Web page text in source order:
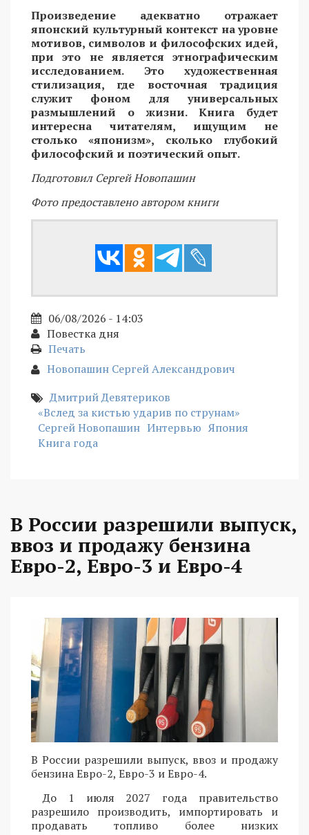
Произведение адекватно отражает
японский культурный контекст на уровне
мотивов, символов и философских идей,
при это не является этнографическим
исследованием. Это художественная
стилизация, где восточная традиция
служит фоном для универсальных
размышлений о жизни. Книга будет
интересна читателям, ищущим не
столько «японизм», сколько глубокий
философский и поэтический опыт.
Подготовил Сергей Новопашин
Фото предоставлено автором книги
06/08/2026 - 14:03
Повестка дня
Печать
Новопашин Сергей Александрович
Дмитрий Девятериков
«Вслед за кистью ударив по струнам»
Сергей Новопашин Интервью Япония
Книга года
В России разрешили выпуск,
ввоз и продажу бензина
Евро-2, Евро-3 и Евро-4
В России разрешили выпуск, ввоз и продажу
бензина Евро-2, Евро-3 и Евро-4.
До 1 июля 2027 года правительство
разрешило производить, импортировать и
продавать топливо более низких